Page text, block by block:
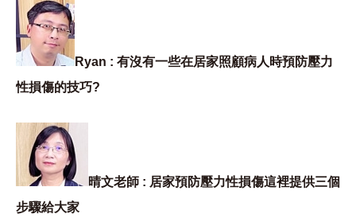
Ryan : 有沒有一些在居家照顧病人時預防壓力
性損傷的技巧?
晴文老師 : 居家預防壓力性損傷這裡提供三個
步驟給大家